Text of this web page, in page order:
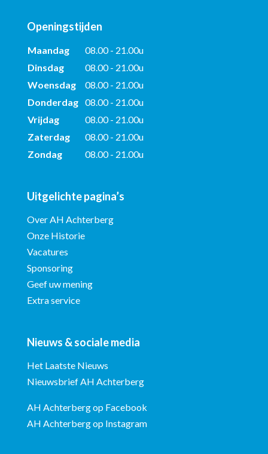
Openingstijden
Maandag
08.00 - 21.00u
Dinsdag
08.00 - 21.00u
Woensdag
08.00 - 21.00u
Donderdag 08.00 - 21.00u
Vrijdag
08.00 - 21.00u
Zaterdag
08.00 - 21.00u
Zondag
08.00 - 21.00u
Uitgelichte pagina’s
Over AH Achterberg
Onze Historie
Vacatures
Sponsoring
Geef uw mening
Extra service
Nieuws & sociale media
Het Laatste Nieuws
Nieuwsbrief AH Achterberg
AH Achterberg op Facebook
AH Achterberg op Instagram